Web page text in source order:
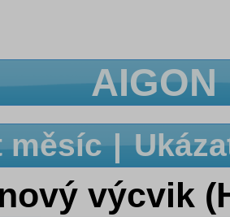
měsíc
výcvik